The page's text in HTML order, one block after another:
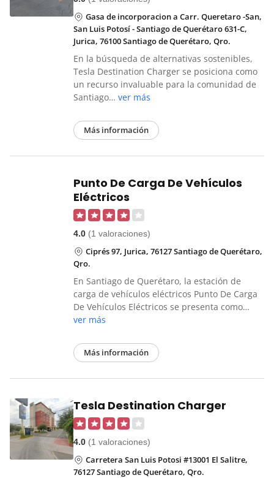
Gasa de incorporacion a Carr. Queretaro -San,
San Luis Potosí - Santiago de Querétaro 631-C,
Jurica, 76100 Santiago de Querétaro, Qro.
En la búsqueda de alternativas sostenibles,
Tesla Destination Charger se posiciona como
un recurso invaluable para la comunidad de
Santiago… ver más
Más información
Punto De Carga De Vehículos
Eléctricos
4.0 (1 valoraciones)
Ciprés 97, Jurica, 76127 Santiago de Querétaro,
Qro.
En Santiago de Querétaro, la estación de
carga de vehículos eléctricos Punto De Carga
De Vehículos Eléctricos se presenta como…
ver más
Más información
Tesla Destination Charger
4.0 (1 valoraciones)
Carretera San Luis Potosi #13001 El Salitre,
76127 Santiago de Querétaro, Qro.